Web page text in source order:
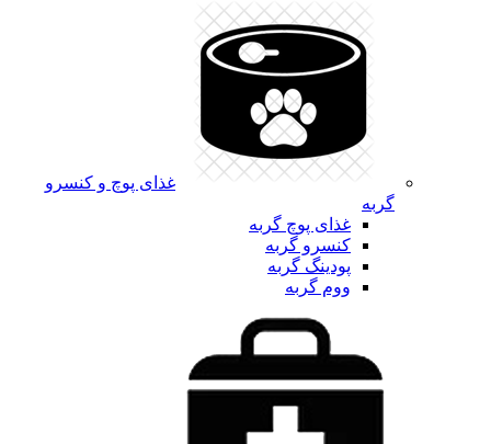
غذای پوچ و کنسرو
گربه
غذای پوچ گربه
کنسرو گربه
پودینگ گربه
ووم گربه